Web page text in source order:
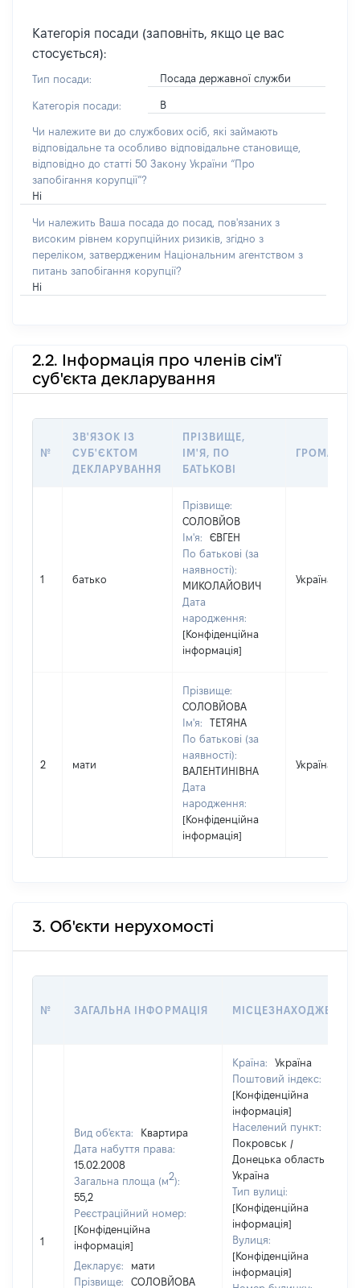
Категорія посади (заповніть, якщо це вас
стосується):
Тип посади: Посада державної служби
Категорія посади: В
Чи належите ви до службових осіб, які займають
відповідальне та особливо відповідальне становище,
відповідно до статті 50 Закону України “Про
запобігання корупції”?
Ні
Чи належить Ваша посада до посад, пов'язаних з
високим рівнем корупційних ризиків, згідно з
переліком, затвердженим Національним агентством з
питань запобігання корупції?
Ні
2.2. Інформація про членів сім'ї
суб'єкта декларування
№
ЗВ'ЯЗОК ІЗ
СУБ'ЄКТОМ
ДЕКЛАРУВАННЯ
ПРІЗВИЩЕ,
ІМ'Я, ПО
БАТЬКОВІ
1 батько
Прізвище:
СОЛОВЙОВ
Ім'я:
ЄВГЕН
По батькові (за
наявності):
МИКОЛАЙОВИЧ
Дата
народження:
[Конфіденційна
інформація]
Україна
2 мати
Прізвище:
СОЛОВЙОВА
Ім'я:
ТЕТЯНА
По батькові (за
наявності):
ВАЛЕНТИНІВНА
Дата
народження:
[Конфіденційна
інформація]
Україна
3. Об'єкти нерухомості
№ ЗАГАЛЬНА ІНФОРМАЦІЯ МІСЦЕЗНАХОДЖЕННЯ
1
Вид об'єкта:
Квартира
Дата набуття права:
15.02.2008
Загальна площа (м2):
55,2
Реєстраційний номер:
[Конфіденційна
інформація]
Декларує:
мати
Прізвище:
СОЛОВЙОВА
Країна:
Україна
Поштовий індекс:
[Конфіденційна
інформація]
Населений пункт:
Покровськ /
Донецька область /
Україна
Тип вулиці:
[Конфіденційна
інформація]
Вулиця:
[Конфіденційна
інформація]